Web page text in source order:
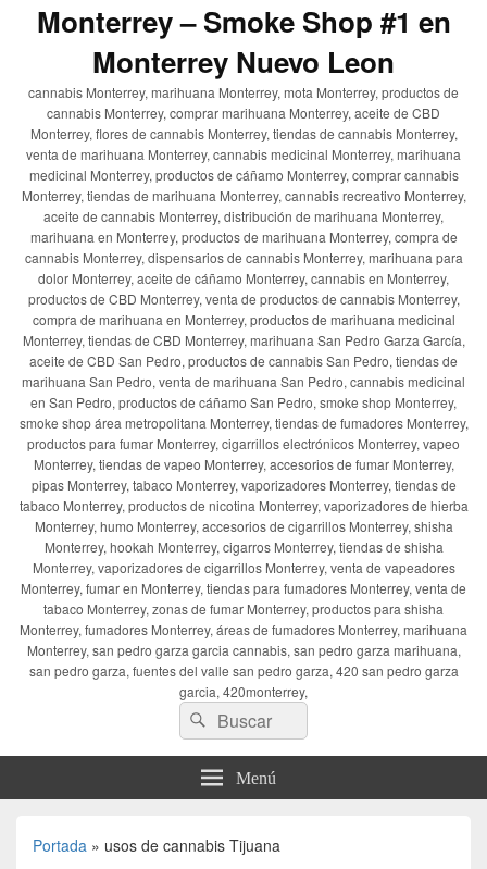
Monterrey – Smoke Shop #1 en
Monterrey Nuevo Leon
cannabis Monterrey, marihuana Monterrey, mota Monterrey, productos de
cannabis Monterrey, comprar marihuana Monterrey, aceite de CBD
Monterrey, flores de cannabis Monterrey, tiendas de cannabis Monterrey,
venta de marihuana Monterrey, cannabis medicinal Monterrey, marihuana
medicinal Monterrey, productos de cáñamo Monterrey, comprar cannabis
Monterrey, tiendas de marihuana Monterrey, cannabis recreativo Monterrey,
aceite de cannabis Monterrey, distribución de marihuana Monterrey,
marihuana en Monterrey, productos de marihuana Monterrey, compra de
cannabis Monterrey, dispensarios de cannabis Monterrey, marihuana para
dolor Monterrey, aceite de cáñamo Monterrey, cannabis en Monterrey,
productos de CBD Monterrey, venta de productos de cannabis Monterrey,
compra de marihuana en Monterrey, productos de marihuana medicinal
Monterrey, tiendas de CBD Monterrey, marihuana San Pedro Garza García,
aceite de CBD San Pedro, productos de cannabis San Pedro, tiendas de
marihuana San Pedro, venta de marihuana San Pedro, cannabis medicinal
en San Pedro, productos de cáñamo San Pedro, smoke shop Monterrey,
smoke shop área metropolitana Monterrey, tiendas de fumadores Monterrey,
productos para fumar Monterrey, cigarrillos electrónicos Monterrey, vapeo
Monterrey, tiendas de vapeo Monterrey, accesorios de fumar Monterrey,
pipas Monterrey, tabaco Monterrey, vaporizadores Monterrey, tiendas de
tabaco Monterrey, productos de nicotina Monterrey, vaporizadores de hierba
Monterrey, humo Monterrey, accesorios de cigarrillos Monterrey, shisha
Monterrey, hookah Monterrey, cigarros Monterrey, tiendas de shisha
Monterrey, vaporizadores de cigarrillos Monterrey, venta de vapeadores
Monterrey, fumar en Monterrey, tiendas para fumadores Monterrey, venta de
tabaco Monterrey, zonas de fumar Monterrey, productos para shisha
Monterrey, fumadores Monterrey, áreas de fumadores Monterrey, marihuana
Monterrey, san pedro garza garcia cannabis, san pedro garza marihuana,
san pedro garza, fuentes del valle san pedro garza, 420 san pedro garza
garcia, 420monterrey,
Buscar
por:
Buscar
Menú
Portada » usos de cannabis Tijuana